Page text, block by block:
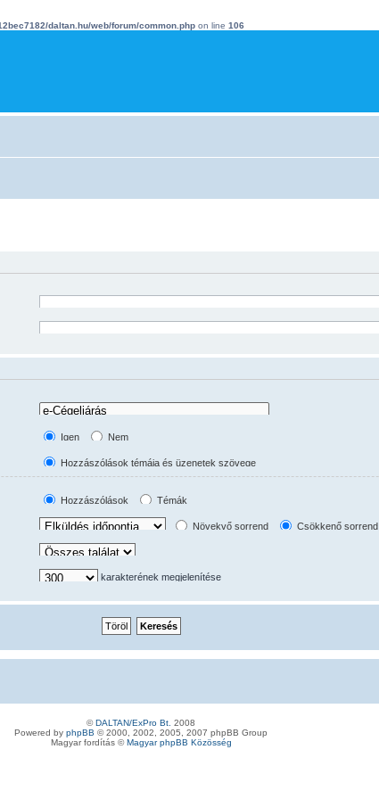
daltan.hu/web/forum/common.php on line 106
Keresés az összes szóra, vagy a keresési kifejezés pontos használata
az
Igen Nem
Hozzászólások témája és üzenetek szövege
Csak üzenetek szövege
Csak témák címe
Hozzászólások Témák
Növekvő sorrend Csökkenő sorrend
karakterének megjelenítése
©DALTAN/ExPro Bt. 2008
Powered by phpBB © 2000, 2002, 2005, 2007 phpBB Group
Magyar fordítás ©Magyar phpBB Közösség